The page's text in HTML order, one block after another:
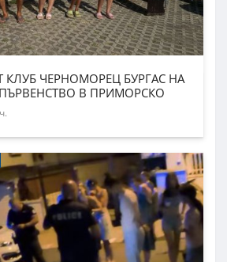
КЛУБ ЧЕРНОМОРЕЦ БУРГАС НА
В ПРИМОРСКО